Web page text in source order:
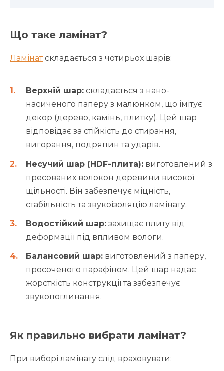
Що таке ламінат?
Ламінатскладається з чотирьох шарів:
Верхній шар: складається з нано-
насиченого паперу з малюнком, що імітує
декор (дерево, камінь, плитку). Цей шар
відповідає за стійкість до стирання,
вигорання, подряпин та ударів.
Несучий шар (HDF-плита): виготовлений з
пресованих волокон деревини високої
щільності. Він забезпечує міцність,
стабільність та звукоізоляцію ламінату.
Водостійкий шар: захищає плиту від
деформації під впливом вологи.
Балансовий шар: виготовлений з паперу,
просоченого парафіном. Цей шар надає
жорсткість конструкції та забезпечує
звукопоглинання.
Як правильно вибрати ламінат?
При виборі ламінату слід враховувати: